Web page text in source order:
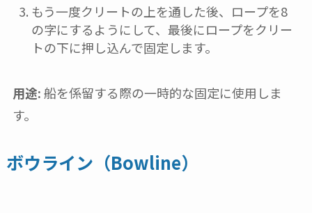
もう一度クリートの上を通した後、ロープを8
の字にするようにして、最後にロープをクリー
トの下に押し込んで固定します。
用途:船を係留する際の一時的な固定に使用しま
す。
ボウライン（Bowline）